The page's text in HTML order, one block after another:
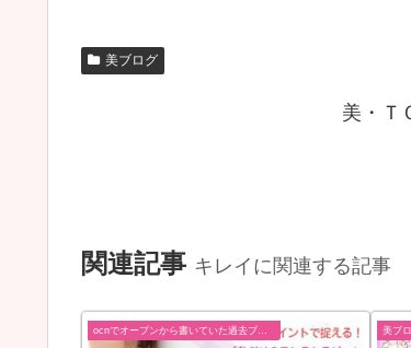
美ブログ
美・Ｔ
関連記事 キレイに関連する記事
美ブ